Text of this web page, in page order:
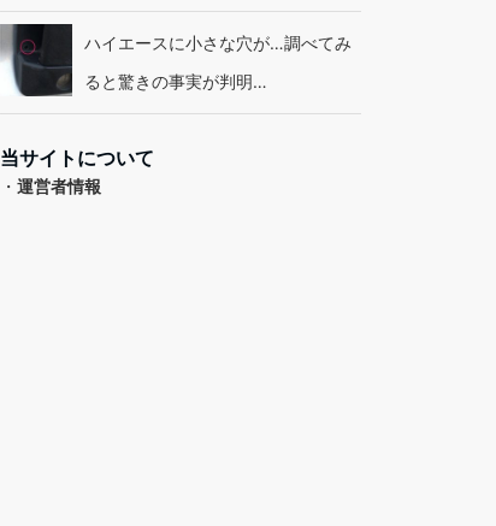
ハイエースに小さな穴が…調べてみ
ると驚きの事実が判明…
当サイトについて
・ 運営者情報